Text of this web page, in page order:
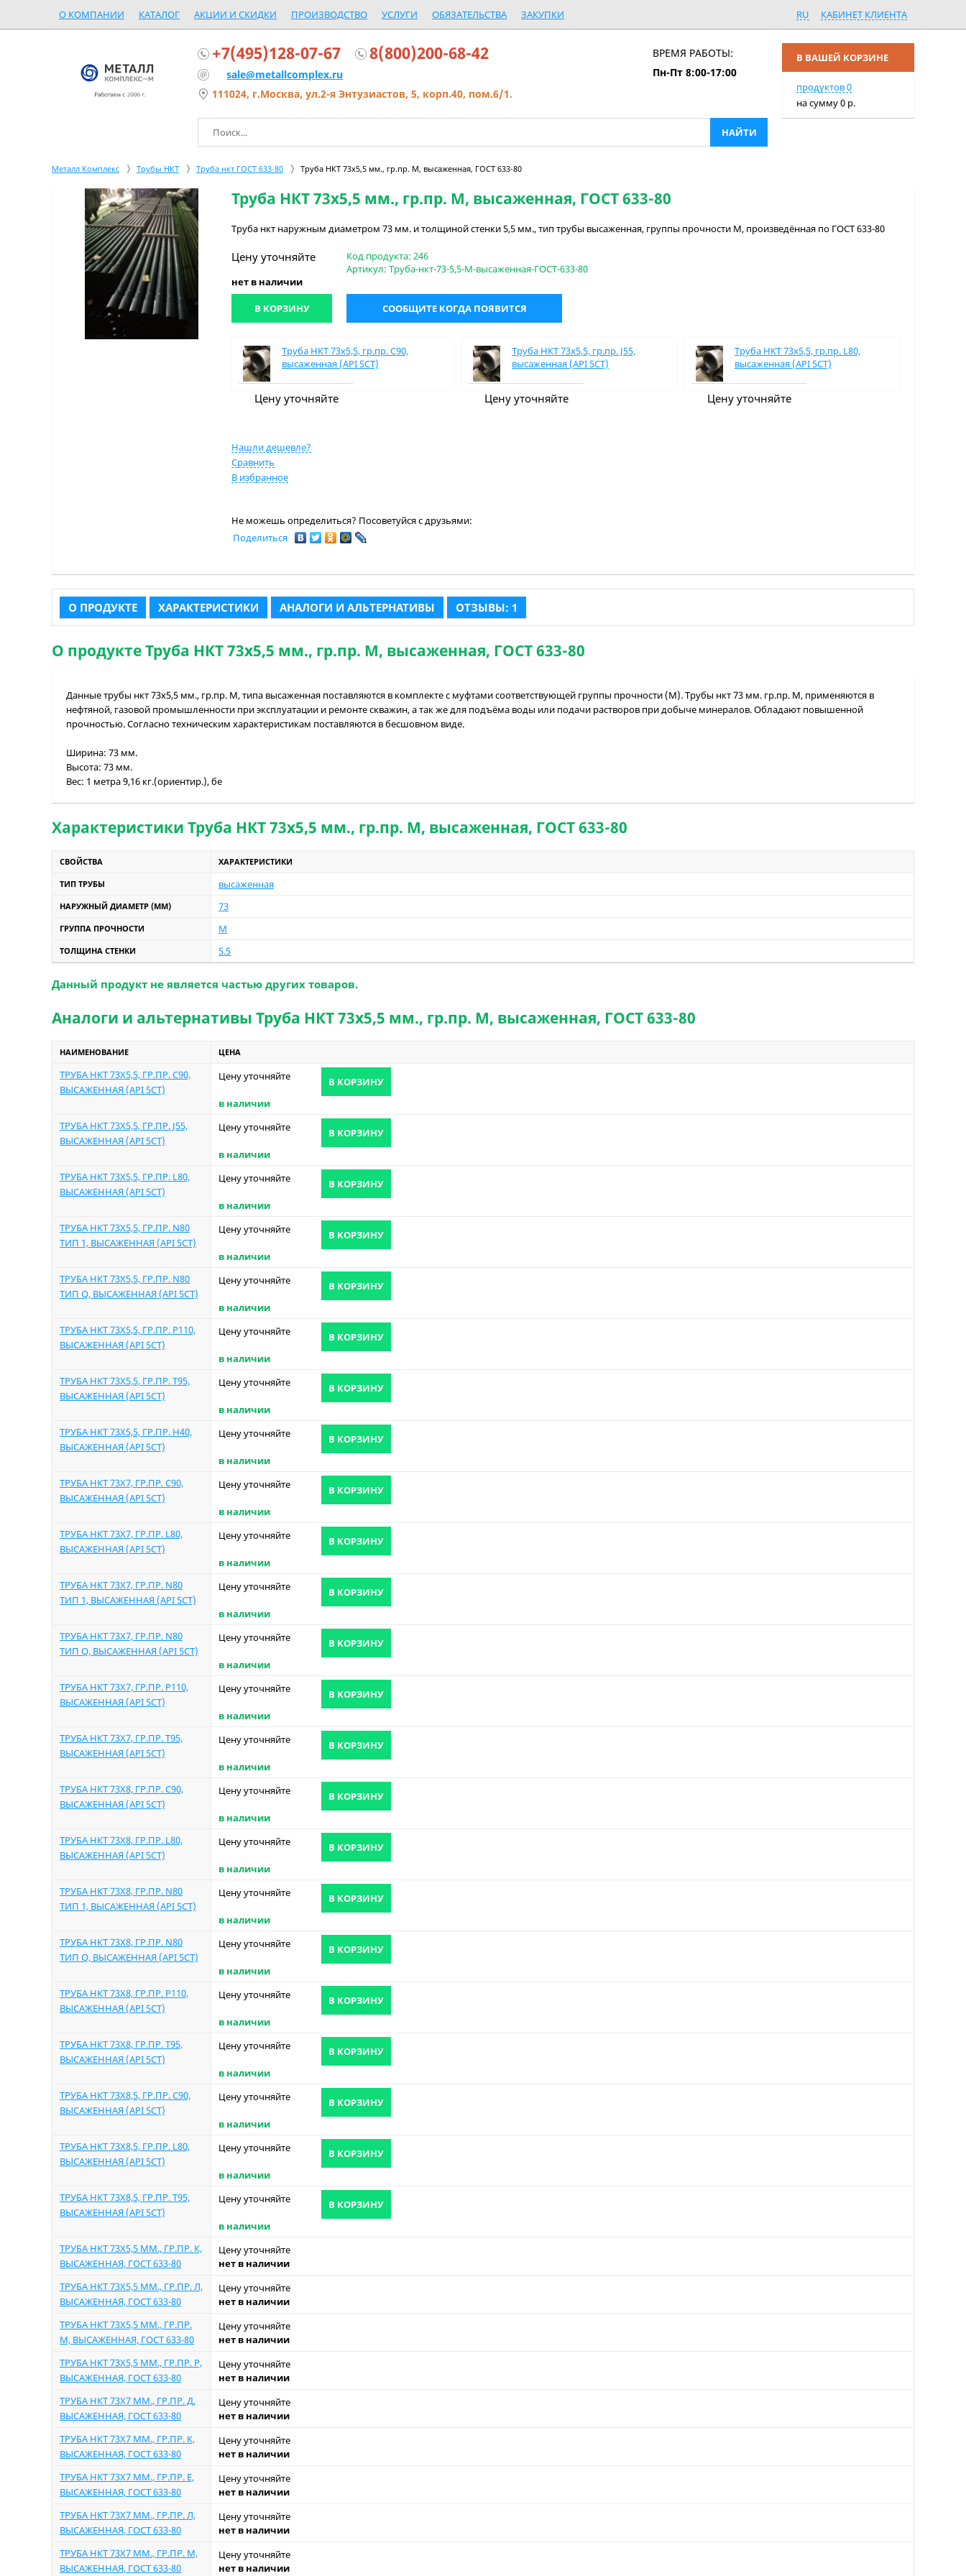
Металл Комплекс Трубы НКТ Труба нкт ГОСТ 633-80 Труба НКТ 73х5,5 мм., гр.пр. М, высаженная, ГОСТ 633-80
Труба НКТ 73х5,5 мм., гр.пр. М, высаженная, ГОСТ 633-80
Труба нкт наружным диаметром 73 мм. и толщиной стенки 5,5 мм., тип трубы высаженная, группы прочности М, произведённая по ГОСТ 633-80
Цену уточняйте Код продукта: 246
Артикул: Труба-нкт-73-5,5-М-высаженная-ГОСТ-633-80
нет в наличии
В КОРЗИНУ СООБЩИТЕ КОГДА ПОЯВИТСЯ
Труба НКТ 73х5,5, гр.пр. C90,
высаженная (API 5CT)
Цену уточняйте
Труба НКТ 73х5,5, гр.пр. J55,
высаженная (API 5CT)
Цену уточняйте
Труба НКТ 73х5,5, гр.пр. L80,
высаженная (API 5CT)
Цену уточняйте
Нашли дешевле?
Сравнить
В избранное
Не можешь определиться? Посоветуйся с друзьями:
Поделиться
О ПРОДУКТЕ ХАРАКТЕРИСТИКИ АНАЛОГИ И АЛЬТЕРНАТИВЫ ОТЗЫВЫ: 1
О продукте Труба НКТ 73х5,5 мм., гр.пр. М, высаженная, ГОСТ 633-80
Данные трубы нкт 73х5,5 мм., гр.пр. М, типа высаженная поставляются в комплекте с муфтами соответствующей группы прочности (М). Трубы нкт 73 мм. гр.пр. М, применяются в
нефтяной, газовой промышленности при эксплуатации и ремонте скважин, а так же для подъёма воды или подачи растворов при добыче минералов. Обладают повышенной
прочностью. Согласно техническим характеристикам поставляются в бесшовном виде.
Ширина: 73 мм.
Высота: 73 мм.
Вес: 1 метра 9,16 кг.(ориентир.), бе
Характеристики Труба НКТ 73х5,5 мм., гр.пр. М, высаженная, ГОСТ 633-80
СВОЙСТВА ХАРАКТЕРИСТИКИ
ТИП ТРУБЫ высаженная
НАРУЖНЫЙ ДИАМЕТР (ММ) 73
ГРУППА ПРОЧНОСТИ М
ТОЛЩИНА СТЕНКИ 5.5
Данный продукт не является частью других товаров.
Аналоги и альтернативы Труба НКТ 73х5,5 мм., гр.пр. М, высаженная, ГОСТ 633-80
НАИМЕНОВАНИЕ ЦЕНА
ТРУБА НКТ 73Х5,5, ГР.ПР. C90,
ВЫСАЖЕННАЯ (API 5CT)
Цену уточняйте
В КОРЗИНУ
в наличии
ТРУБА НКТ 73Х5,5, ГР.ПР. J55,
ВЫСАЖЕННАЯ (API 5CT)
Цену уточняйте
В КОРЗИНУ
в наличии
ТРУБА НКТ 73Х5,5, ГР.ПР. L80,
ВЫСАЖЕННАЯ (API 5CT)
Цену уточняйте
В КОРЗИНУ
в наличии
ТРУБА НКТ 73Х5,5, ГР.ПР. N80
ТИП 1, ВЫСАЖЕННАЯ (API 5CT)
Цену уточняйте
В КОРЗИНУ
в наличии
ТРУБА НКТ 73Х5,5, ГР.ПР. N80
ТИП Q, ВЫСАЖЕННАЯ (API 5CT)
Цену уточняйте
В КОРЗИНУ
в наличии
ТРУБА НКТ 73Х5,5, ГР.ПР. P110,
ВЫСАЖЕННАЯ (API 5CT)
Цену уточняйте
В КОРЗИНУ
в наличии
ТРУБА НКТ 73Х5,5, ГР.ПР. T95,
ВЫСАЖЕННАЯ (API 5CT)
Цену уточняйте
В КОРЗИНУ
в наличии
ТРУБА НКТ 73Х5,5, ГР.ПР. Н40,
ВЫСАЖЕННАЯ (API 5CT)
Цену уточняйте
В КОРЗИНУ
в наличии
ТРУБА НКТ 73Х7, ГР.ПР. C90,
ВЫСАЖЕННАЯ (API 5CT)
Цену уточняйте
В КОРЗИНУ
в наличии
ТРУБА НКТ 73Х7, ГР.ПР. L80,
ВЫСАЖЕННАЯ (API 5CT)
Цену уточняйте
В КОРЗИНУ
в наличии
ТРУБА НКТ 73Х7, ГР.ПР. N80
ТИП 1, ВЫСАЖЕННАЯ (API 5CT)
Цену уточняйте
В КОРЗИНУ
в наличии
ТРУБА НКТ 73Х7, ГР.ПР. N80
ТИП Q, ВЫСАЖЕННАЯ (API 5CT)
Цену уточняйте
В КОРЗИНУ
в наличии
ТРУБА НКТ 73Х7, ГР.ПР. P110,
ВЫСАЖЕННАЯ (API 5CT)
Цену уточняйте
В КОРЗИНУ
в наличии
ТРУБА НКТ 73Х7, ГР.ПР. T95,
ВЫСАЖЕННАЯ (API 5CT)
Цену уточняйте
В КОРЗИНУ
в наличии
ТРУБА НКТ 73Х8, ГР.ПР. C90,
ВЫСАЖЕННАЯ (API 5CT)
Цену уточняйте
В КОРЗИНУ
в наличии
ТРУБА НКТ 73Х8, ГР.ПР. L80,
ВЫСАЖЕННАЯ (API 5CT)
Цену уточняйте
В КОРЗИНУ
в наличии
ТРУБА НКТ 73Х8, ГР.ПР. N80
ТИП 1, ВЫСАЖЕННАЯ (API 5CT)
Цену уточняйте
В КОРЗИНУ
в наличии
ТРУБА НКТ 73Х8, ГР.ПР. N80
ТИП Q, ВЫСАЖЕННАЯ (API 5CT)
Цену уточняйте
В КОРЗИНУ
в наличии
ТРУБА НКТ 73Х8, ГР.ПР. P110,
ВЫСАЖЕННАЯ (API 5CT)
Цену уточняйте
В КОРЗИНУ
в наличии
ТРУБА НКТ 73Х8, ГР.ПР. T95,
ВЫСАЖЕННАЯ (API 5CT)
Цену уточняйте
В КОРЗИНУ
в наличии
ТРУБА НКТ 73Х8,5, ГР.ПР. C90,
ВЫСАЖЕННАЯ (API 5CT)
Цену уточняйте
В КОРЗИНУ
в наличии
ТРУБА НКТ 73Х8,5, ГР.ПР. L80,
ВЫСАЖЕННАЯ (API 5CT)
Цену уточняйте
В КОРЗИНУ
в наличии
ТРУБА НКТ 73Х8,5, ГР.ПР. T95,
ВЫСАЖЕННАЯ (API 5CT)
Цену уточняйте
В КОРЗИНУ
в наличии
ТРУБА НКТ 73Х5,5 ММ., ГР.ПР. К,
ВЫСАЖЕННАЯ, ГОСТ 633-80
Цену уточняйте
нет в наличии
ТРУБА НКТ 73Х5,5 ММ., ГР.ПР. Л,
ВЫСАЖЕННАЯ, ГОСТ 633-80
Цену уточняйте
нет в наличии
ТРУБА НКТ 73Х5,5 ММ., ГР.ПР.
М, ВЫСАЖЕННАЯ, ГОСТ 633-80
Цену уточняйте
нет в наличии
ТРУБА НКТ 73Х5,5 ММ., ГР.ПР. Р,
ВЫСАЖЕННАЯ, ГОСТ 633-80
Цену уточняйте
нет в наличии
ТРУБА НКТ 73Х7 ММ., ГР.ПР. Д,
ВЫСАЖЕННАЯ, ГОСТ 633-80
Цену уточняйте
нет в наличии
ТРУБА НКТ 73Х7 ММ., ГР.ПР. К,
ВЫСАЖЕННАЯ, ГОСТ 633-80
Цену уточняйте
нет в наличии
ТРУБА НКТ 73Х7 ММ., ГР.ПР. Е,
ВЫСАЖЕННАЯ, ГОСТ 633-80
Цену уточняйте
нет в наличии
ТРУБА НКТ 73Х7 ММ., ГР.ПР. Л,
ВЫСАЖЕННАЯ, ГОСТ 633-80
Цену уточняйте
нет в наличии
ТРУБА НКТ 73Х7 ММ., ГР.ПР. М,
ВЫСАЖЕННАЯ, ГОСТ 633-80
Цену уточняйте
нет в наличии
RU КАБИНЕТ КЛИЕНТА
О КОМПАНИИ КАТАЛОГ АКЦИИ И СКИДКИ ПРОИЗВОДСТВО УСЛУГИ ОБЯЗАТЕЛЬСТВА ЗАКУПКИ
ВРЕМЯ РАБОТЫ:
Пн-Пт 8:00-17:00
+7(495)128-07-67 8(800)200-68-42
sale@metallcomplex.ru
111024, г.Москва, ул.2-я Энтузиастов, 5, корп.40, пом.6/1.
В ВАШЕЙ КОРЗИНЕ
ПЕРЕЙТИ В КОРЗИНУ
продуктов0
на сумму0 р.